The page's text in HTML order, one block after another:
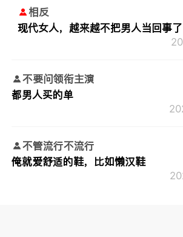
相反
现代女人，越来越不把男人当回事了
不要问领衔主演
都男人买的单
不管流行不流行
俺就爱舒适的鞋，比如懒汉鞋